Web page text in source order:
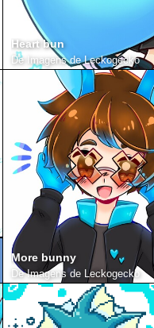
Heart bun
De Imagens de Leckogecko
More bunny
DeImagens de Leckogecko